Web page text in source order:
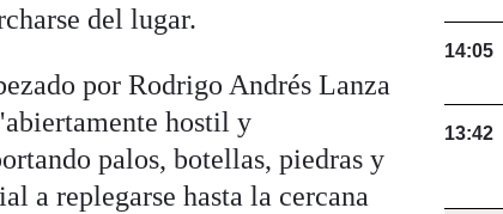
del lugar.
por Rodrigo Andrés Lanza
hostil y
palos, botellas, piedras y
a replegarse hasta la cercana
14:05
13:42